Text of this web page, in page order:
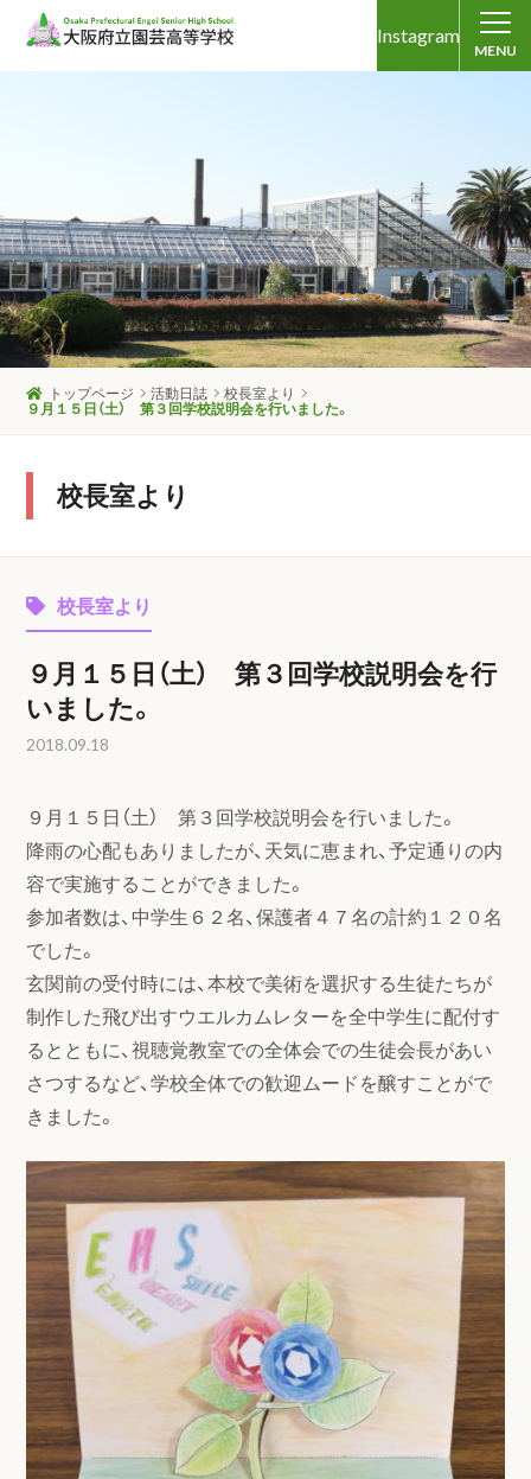
Instagram
MENU
トップページ 活動日誌
校長室より
９月１５日（土） 第３回学校説明会を行いました。
校長室より
校長室より
９月１５日（土） 第３回学校説明会を行
いました。
2018.09.18
９月１５日（土） 第３回学校説明会を行いました。
降雨の心配もありましたが、天気に恵まれ、予定通りの内
容で実施することができました。
参加者数は、中学生６２名、保護者４７名の計約１２０名
でした。
玄関前の受付時には、本校で美術を選択する生徒たちが
制作した飛び出すウエルカムレターを全中学生に配付す
るとともに、視聴覚教室での全体会での生徒会長があい
さつするなど、学校全体での歓迎ムードを醸すことがで
きました。